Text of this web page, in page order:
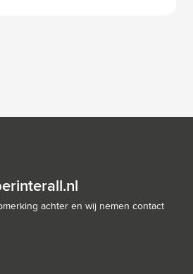
achter en wij nemen contact